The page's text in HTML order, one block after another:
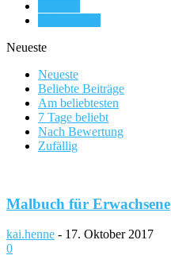
Neueste
Neueste
Beliebte Beiträge
Am beliebtesten
7 Tage beliebt
Nach Bewertung
Zufällig
Malbuch für Erwachsene
kai.henne - 17. Oktober 2017
0